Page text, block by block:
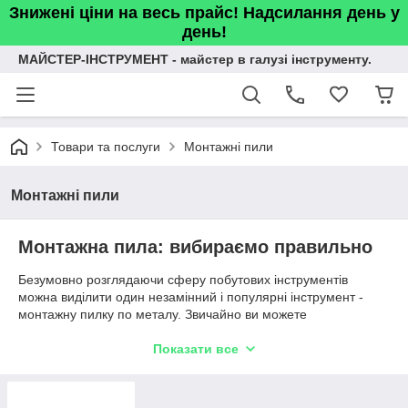
Знижені ціни на весь прайс! Надсилання день у
день!
МАЙСТЕР-ІНСТРУМЕНТ - майстер в галузі інструменту.
Товари та послуги Монтажні пили
Монтажні пили
Монтажна пила: вибираємо правильно
Безумовно розглядаючи сферу побутових інструментів
можна виділити один незамінний і популярні інструмент -
монтажну пилку по металу. Звичайно ви можете
потрібно не просто розрізати заготовку, а зробити це точно,
Показати все